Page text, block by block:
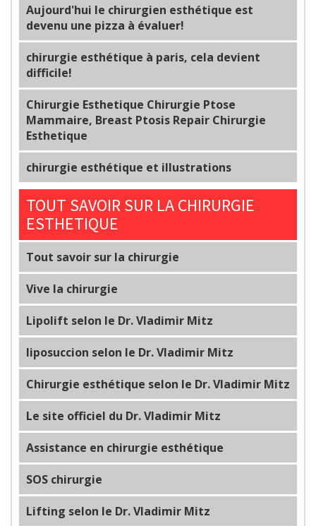
Aujourd'hui le chirurgien esthétique est
devenu une pizza à évaluer!
chirurgie esthétique à paris, cela devient
difficile!
Chirurgie Esthetique Chirurgie Ptose
Mammaire, Breast Ptosis Repair Chirurgie
Esthetique
chirurgie esthétique et illustrations
TOUT SAVOIR SUR LA CHIRURGIE
ESTHETIQUE
Tout savoir sur la chirurgie
Vive la chirurgie
Lipolift selon le Dr. Vladimir Mitz
liposuccion selon le Dr. Vladimir Mitz
Chirurgie esthétique selon le Dr. Vladimir Mitz
Le site officiel du Dr. Vladimir Mitz
Assistance en chirurgie esthétique
SOS chirurgie
Lifting selon le Dr. Vladimir Mitz